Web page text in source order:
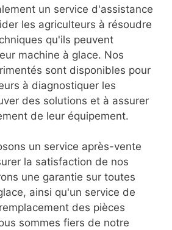
un service d'assistance
les agriculteurs à résoudre
qu'ils peuvent
machine à glace. Nos
sont disponibles pour
à diagnostiquer les
des solutions et à assurer
de leur équipement.
un service après-vente
la satisfaction de nos
une garantie sur toutes
ainsi qu'un service de
des pièces
sommes fiers de notre